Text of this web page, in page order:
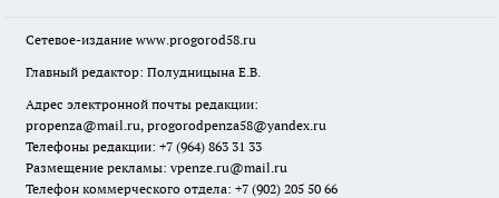
Сетевое-издание www.progorod58.ru
Главный редактор: Полудницына Е.В.
Адрес электронной почты редакции:
propenza@mail.ru, progorodpenza58@yandex.ru
Телефоны редакции: +7 (964) 863 31 33
Размещение рекламы: vpenze.ru@mail.ru
Телефон коммерческого отдела: +7 (902) 205 50 66